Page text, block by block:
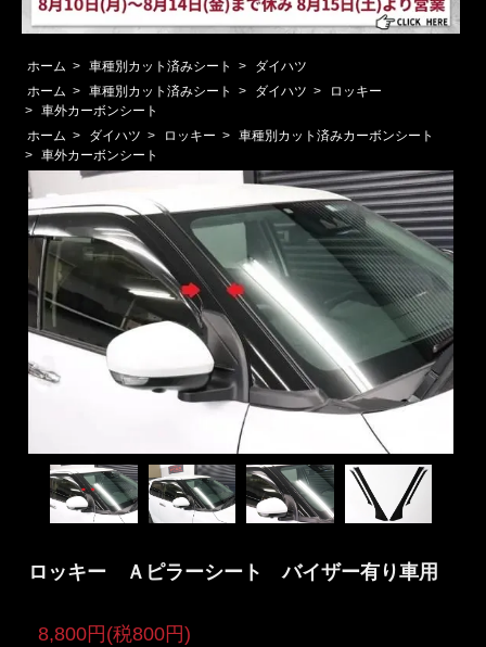
ホーム > 車種別カット済みシート >
ダイハツ
ホーム > 車種別カット済みシート > ダイハツ >
ロッキー
> 車外カーボンシート
ホーム > ダイハツ > ロッキー > 車種別カット済みカーボンシート
> 車外カーボンシート
ロッキー Ａピラーシート バイザー有り車用
8,800円(税800円)